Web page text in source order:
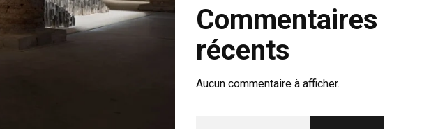
Commentaires
récents
Aucun commentaire à afficher.